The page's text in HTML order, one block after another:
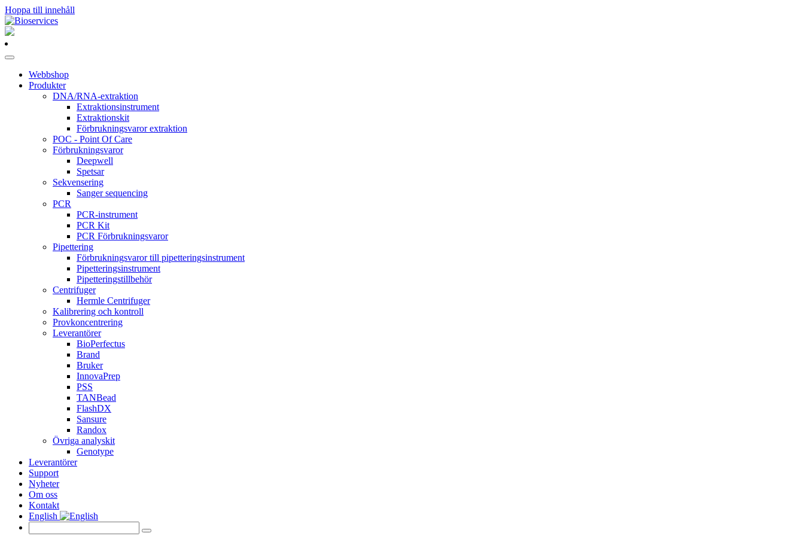
Hoppa till innehåll
Huvudnavigering
Webbshop
Produkter
DNA/RNA-extraktion
Extraktionsinstrument
Extraktionskit
Förbrukningsvaror extraktion
POC - Point Of Care
Förbrukningsvaror
Deepwell
Spetsar
Sekvensering
Sanger sequencing
PCR
PCR-instrument
PCR Kit
PCR Förbrukningsvaror
Pipettering
Förbrukningsvaror till pipetteringsinstrument
Pipetteringsinstrument
Pipetteringstillbehör
Centrifuger
Hermle Centrifuger
Kalibrering och kontroll
Provkoncentrering
Leverantörer
BioPerfectus
Brand
Bruker
InnovaPrep
PSS
TANBead
FlashDX
Sansure
Randox
Övriga analyskit
Genotype
Leverantörer
Support
Nyheter
Om oss
Kontakt
English